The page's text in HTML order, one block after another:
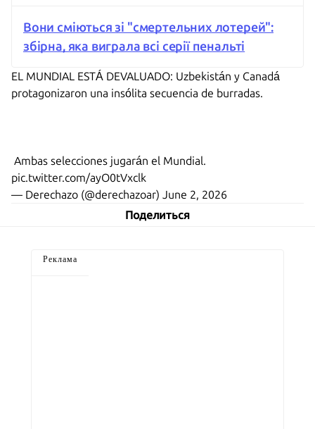
Вони сміються зі "смертельних лотерей":
збірна, яка виграла всі серії пенальті
EL MUNDIAL ESTÁ DEVALUADO: Uzbekistán y Canadá
protagonizaron una insólita secuencia de burradas.
️ Ambas selecciones jugarán el Mundial.
pic.twitter.com/ayO0tVxclk
— Derechazo (@derechazoar) June 2, 2026
Поделиться
Реклама